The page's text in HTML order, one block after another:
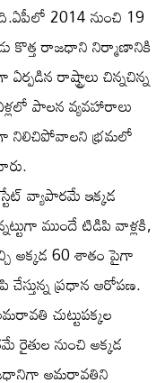
2014 నుంచి 19
కొత్త రాజధాని నిర్మాణానికి
రాష్ట్రాలు చిన్నచిన్న
పాలన వ్యవహారాలు
నిలిచిపోవాలని భ్రమలో
వ్యాపారమే ఇక్కడ
ముందే టిడిపి వాళ్లకి,
అక్కడ 60 శాతం పైగా
ప్రధాన ఆరోపణ.
చుట్టుపక్కల
రైతుల నుంచి అక్కడ
అమరావతిని